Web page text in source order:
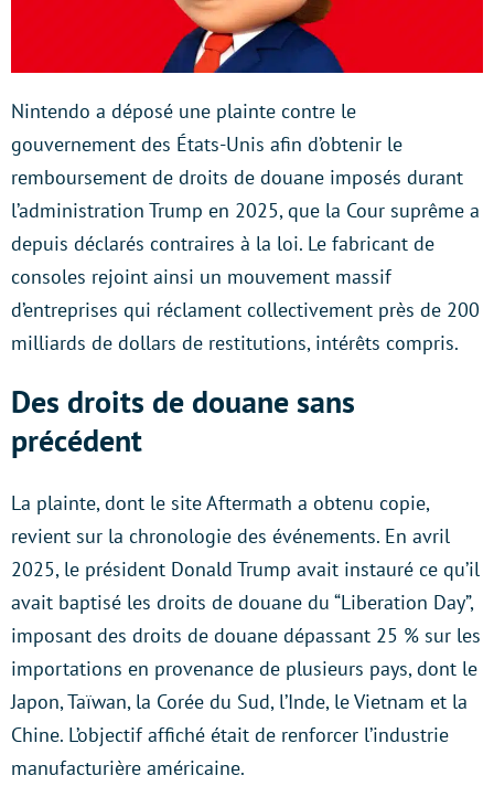
Nintendo a déposé une plainte contre le
gouvernement des États-Unis afin d’obtenir le
remboursement de droits de douane imposés durant
l’administration Trump en 2025, que la Cour suprême a
depuis déclarés contraires à la loi. Le fabricant de
consoles rejoint ainsi un mouvement massif
d’entreprises qui réclament collectivement près de 200
milliards de dollars de restitutions, intérêts compris.
Des droits de douane sans
précédent
La plainte, dont le site Aftermath a obtenu copie,
revient sur la chronologie des événements. En avril
2025, le président Donald Trump avait instauré ce qu’il
avait baptisé les droits de douane du “Liberation Day”,
imposant des droits de douane dépassant 25 % sur les
importations en provenance de plusieurs pays, dont le
Japon, Taïwan, la Corée du Sud, l’Inde, le Vietnam et la
Chine. L’objectif affiché était de renforcer l’industrie
manufacturière américaine.